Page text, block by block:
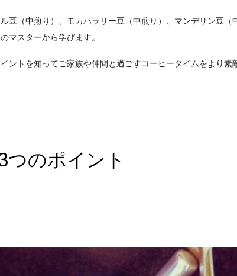
豆（中煎り）、モカハラリー豆（中煎り）、マンデリン豆
マスターから学びます。
ントを知ってご家族や仲間と過ごすコーヒータイムをより素
つのポイント